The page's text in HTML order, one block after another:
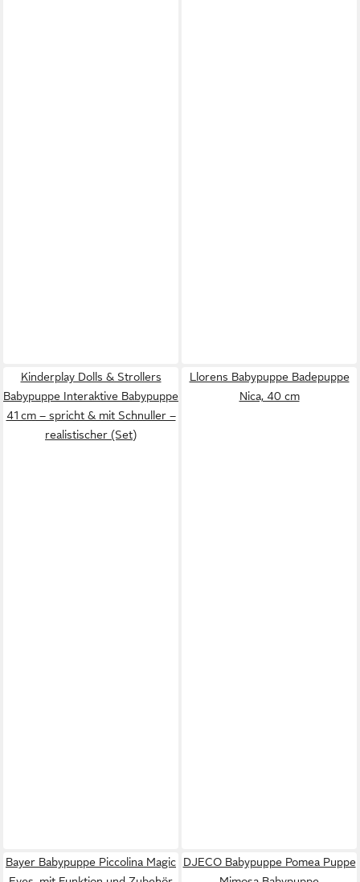
Kinderplay Dolls & Strollers
Babypuppe Interaktive Babypuppe
41 cm – spricht & mit Schnuller –
realistischer (Set)
Llorens Babypuppe Badepuppe
Nica, 40 cm
Bayer Babypuppe Piccolina Magic
DJECO Babypuppe Pomea Puppe